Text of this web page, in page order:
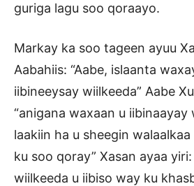
guriga lagu soo qoraayo.
Markay ka soo tageen ayuu
Aabahiis: “Aabe, islaanta
iibineeysay wiilkeeda” Aabe
“anigana waxaan u iibinaayay
laakiin ha u sheegin
ku soo qoray” Xasan ayaa
wiilkeeda u iibiso way ku